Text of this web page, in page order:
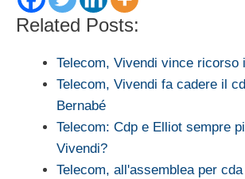
Related Posts:
Telecom, Vivendi vince
Telecom, Vivendi fa cadere il
Bernabé
Telecom: Cdp e Elliot sempre
Vivendi?
Telecom, all'assemblea per